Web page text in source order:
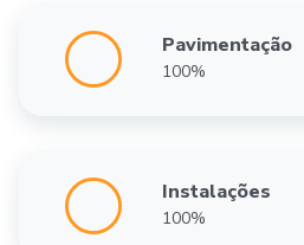
Pavimentação
100%
Instalações
100%